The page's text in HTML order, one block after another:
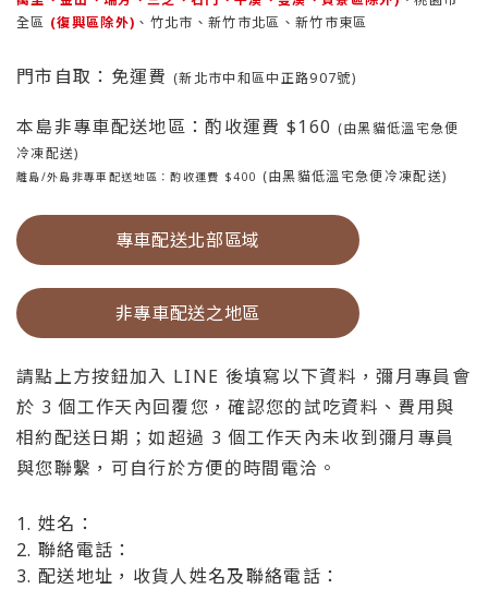
全區 (復興區除外) 、竹北市、新竹市北區、新竹市東區
門市自取： 免運費 (新北市中和區中正路907號)
本島非專車配送地區 ：酌收運費 $160 (由黑貓低溫宅急便
冷凍配送)
離島/外島非專車配送地區 ：酌收運費 $400 (由黑貓低溫宅急便冷凍配送)
專車配送北部區域
非專車配送之地區
請點上方按鈕加入 LINE 後填寫以下資料，彌月專員會
於 3 個工作天內回覆您，確認您的試吃資料、費用與
相約配送日期；如超過 3 個工作天內未收到彌月專員
與您聯繫，可自行於方便的時間電洽。
1. 姓名：
2. 聯絡電話：
3. 配送地址，收貨人姓名及聯絡電話：